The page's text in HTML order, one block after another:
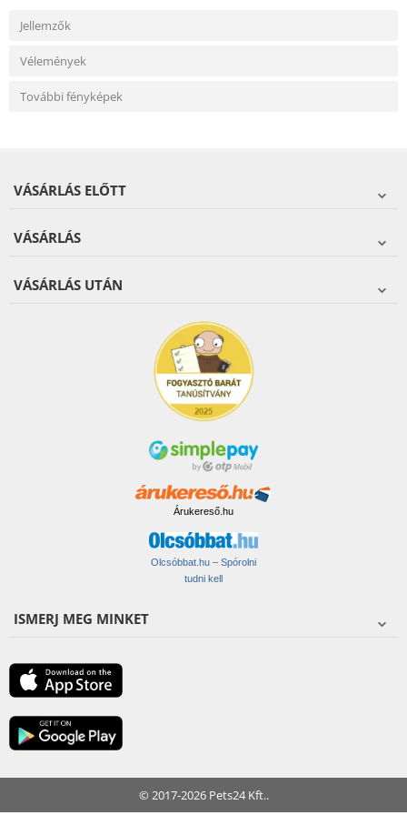
Jellemzők
Vélemények
További fényképek
VÁSÁRLÁS ELŐTT
VÁSÁRLÁS
VÁSÁRLÁS UTÁN
Árukereső.hu
Olcsóbbat.hu – Spórolni
tudni kell
ISMERJ MEG MINKET
© 2017-2026 Pets24 Kft..